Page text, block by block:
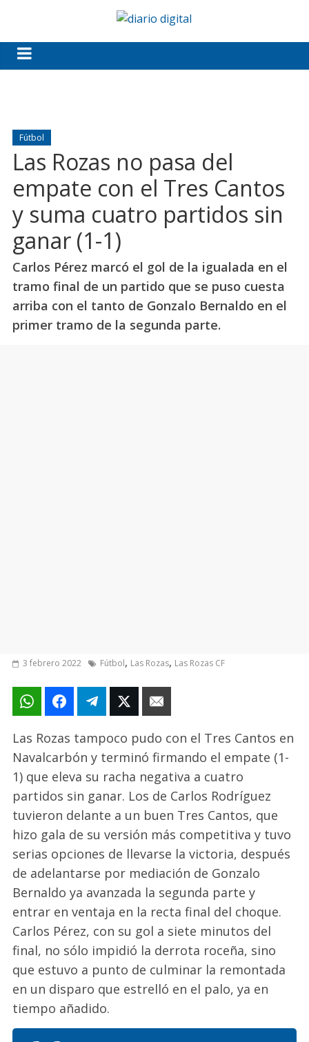
Fútbol
Las Rozas no pasa del
empate con el Tres Cantos
y suma cuatro partidos sin
ganar (1-1)
Carlos Pérez marcó el gol de la igualada en el
tramo final de un partido que se puso cuesta
arriba con el tanto de Gonzalo Bernaldo en el
primer tramo de la segunda parte.
3 febrero 2022 Fútbol, Las Rozas, Las Rozas CF
Las Rozas tampoco pudo con el Tres Cantos en
Navalcarbón y terminó firmando el empate (1-
1) que eleva su racha negativa a cuatro
partidos sin ganar. Los de Carlos Rodríguez
tuvieron delante a un buen Tres Cantos, que
hizo gala de su versión más competitiva y tuvo
serias opciones de llevarse la victoria, después
de adelantarse por mediación de Gonzalo
Bernaldo ya avanzada la segunda parte y
entrar en ventaja en la recta final del choque.
Carlos Pérez, con su gol a siete minutos del
final, no sólo impidió la derrota roceña, sino
que estuvo a punto de culminar la remontada
en un disparo que estrelló en el palo, ya en
tiempo añadido.